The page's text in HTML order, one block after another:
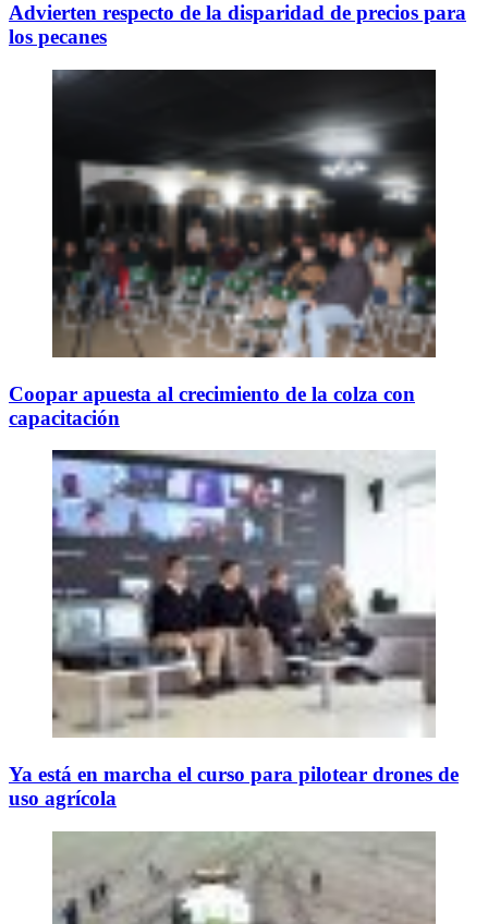
Advierten respecto de la disparidad de precios para
los pecanes
Coopar apuesta al crecimiento de la colza con
capacitación
Ya está en marcha el curso para pilotear drones de
uso agrícola